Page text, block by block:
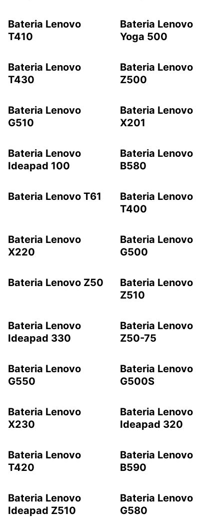
Bateria Lenovo
T410
Bateria Lenovo
Yoga 500
Bateria Lenovo
T430
Bateria Lenovo
Z500
Bateria Lenovo
G510
Bateria Lenovo
X201
Bateria Lenovo
Ideapad 100
Bateria Lenovo
B580
Bateria Lenovo T61
Bateria Lenovo
T400
Bateria Lenovo
X220
Bateria Lenovo
G500
Bateria Lenovo Z50
Bateria Lenovo
Z510
Bateria Lenovo
Ideapad 330
Bateria Lenovo
Z50-75
Bateria Lenovo
G550
Bateria Lenovo
G500S
Bateria Lenovo
X230
Bateria Lenovo
Ideapad 320
Bateria Lenovo
T420
Bateria Lenovo
B590
Bateria Lenovo
Ideapad Z510
Bateria Lenovo
G580